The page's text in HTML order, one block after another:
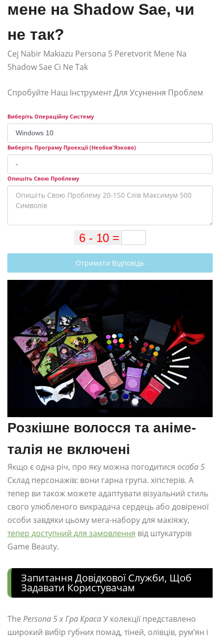
мене на Shadow Sae, чи
не так?
Cej Nabir Makiazu Persona 5 Peretvorit Mene Na
Shadow Sae Ci Ne Tak
Спробуйте Наш Інструмент Для Усунення Проблем
Виберіть Операційну Систему
Виберіть Програму Проекції (Необов'Язково)
Опишіть Свою Проблему
Отримати Відповідь
Розкішне волосся та аніме-
талія не включені
Якщо є одна річ, про яку можна погодитися особа 5
Склад персонажів: вони гарна група. хіпстерів. А
тепер ви також можете адаптувати візуальний стиль
свого улюбленого викрадача сердець або довіреної
особи завдяки цьому мега-набору для макіяжу,
тепер доступний для замовлення від штукатурів
Game Beauty.
Запитання Довідкової Служби, Щоб
Задавати Користувачам
The Persona 5 x Гра КрасаУ колекції представлено
широкий вибір губних помад, тіней, олівців, рум’ян і